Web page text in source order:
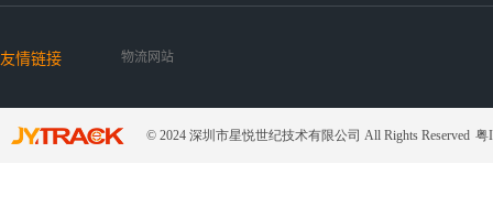
友情链接 物流网站
© 2024 深圳市星悦世纪技术有限公司 All Rights Reserved 粤